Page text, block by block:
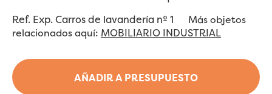
AÑADIR A PRESUPUESTO
Ref. Exp. Carros de lavandería nº 1 Más objetos
relacionados aquí: MOBILIARIO INDUSTRIAL